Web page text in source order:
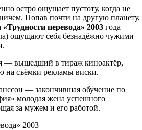
остро ощущает пустоту, когда не
Попав почти на другую планету,
«Трудности перевода» 2003 года
ощущают себя безнадёжно чужими
— вышедший в тираж киноактёр,
съёмки рекламы виски.
— закончившая обучение по
молодая жена успешного
за мужем и его работой.